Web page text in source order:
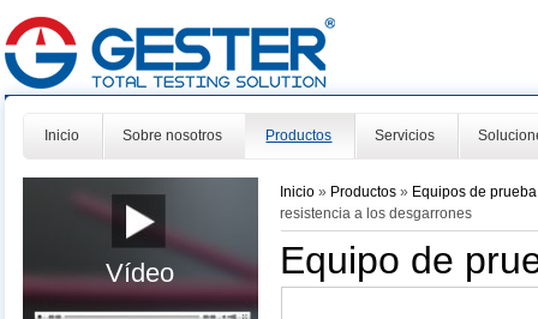
Inicio Sobre nosotros Productos Servicios
Vídeo
Inicio » Productos» Equipos de
resistencia a los desgarrones
Equipo de